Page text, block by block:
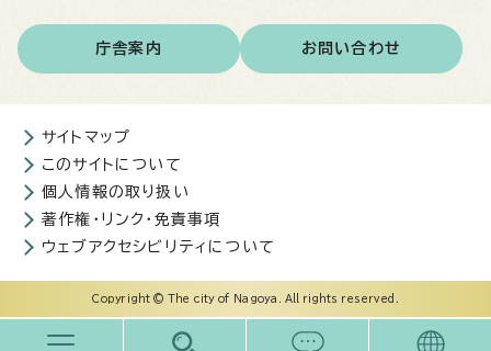
庁舎案内 お問い合わせ
サイトマップ
このサイトについて
個人情報の取り扱い
著作権・リンク・免責事項
ウェブアクセシビリティについて
Copyright © The city of Nagoya. All rights reserved.